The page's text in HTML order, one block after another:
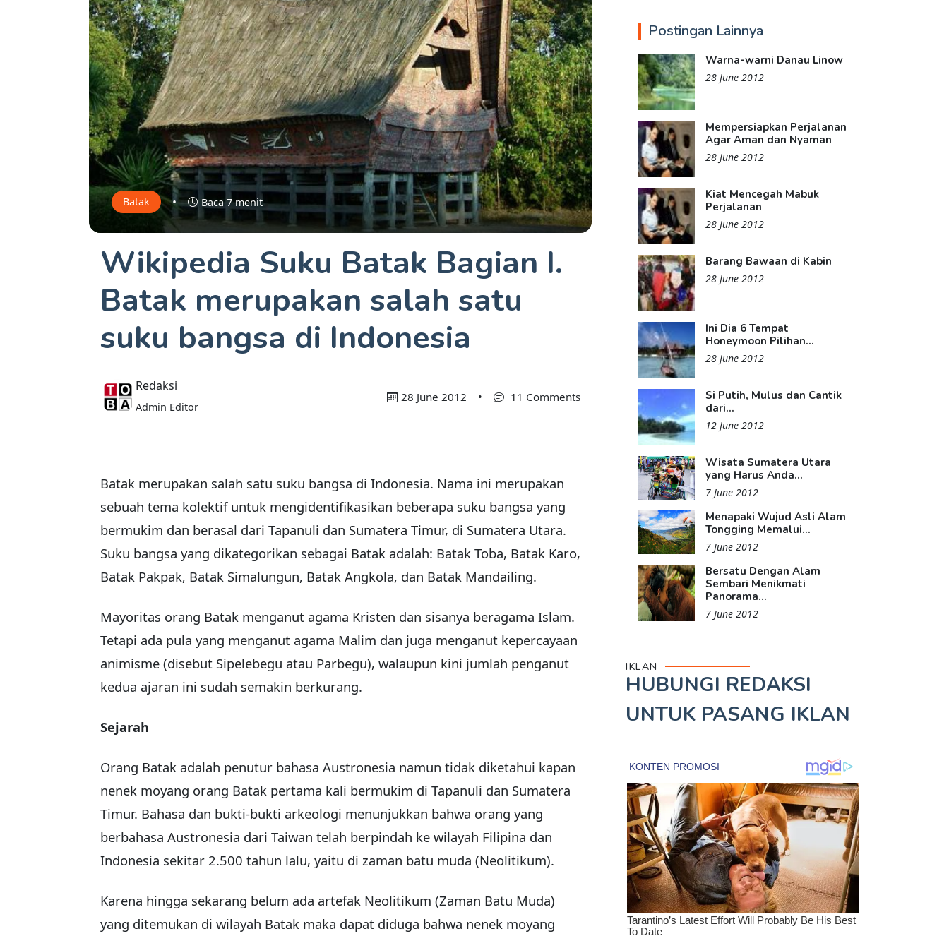
Batak • Baca 7 menit
Wikipedia Suku Batak Bagian I.
Batak merupakan salah satu
suku bangsa di Indonesia
Redaksi
Admin Editor
28 June 2012 • 11 Comments
Batak merupakan salah satu suku bangsa di Indonesia. Nama ini merupakan
sebuah tema kolektif untuk mengidentifikasikan beberapa suku bangsa yang
bermukim dan berasal dari Tapanuli dan Sumatera Timur, di Sumatera Utara.
Suku bangsa yang dikategorikan sebagai Batak adalah: Batak Toba, Batak Karo,
Batak Pakpak, Batak Simalungun, Batak Angkola, dan Batak Mandailing.
Mayoritas orang Batak menganut agama Kristen dan sisanya beragama Islam.
Tetapi ada pula yang menganut agama Malim dan juga menganut kepercayaan
animisme (disebut Sipelebegu atau Parbegu), walaupun kini jumlah penganut
kedua ajaran ini sudah semakin berkurang.
Sejarah
Orang Batak adalah penutur bahasa Austronesia namun tidak diketahui kapan
nenek moyang orang Batak pertama kali bermukim di Tapanuli dan Sumatera
Timur. Bahasa dan bukti-bukti arkeologi menunjukkan bahwa orang yang
berbahasa Austronesia dari Taiwan telah berpindah ke wilayah Filipina dan
Indonesia sekitar 2.500 tahun lalu, yaitu di zaman batu muda (Neolitikum).
Karena hingga sekarang belum ada artefak Neolitikum (Zaman Batu Muda)
yang ditemukan di wilayah Batak maka dapat diduga bahwa nenek moyang
Postingan Lainnya
Warna-warni Danau Linow
28 June 2012
Mempersiapkan Perjalanan
Agar Aman dan Nyaman
28 June 2012
Kiat Mencegah Mabuk
Perjalanan
28 June 2012
Barang Bawaan di Kabin
28 June 2012
Ini Dia 6 Tempat
Honeymoon Pilihan...
28 June 2012
Si Putih, Mulus dan Cantik
dari...
12 June 2012
Wisata Sumatera Utara
yang Harus Anda...
7 June 2012
Menapaki Wujud Asli Alam
Tongging Memalui...
7 June 2012
Bersatu Dengan Alam
Sembari Menikmati
Panorama...
7 June 2012
IKLAN
HUBUNGI REDAKSI
UNTUK PASANG IKLAN